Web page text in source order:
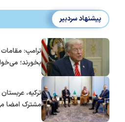
پیشنهاد سردبیر
ترامپ:
بخورند؛
ترکیه،
مشترک امضا